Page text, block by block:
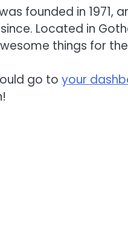
founded in 1971,
Located in
things for
go to your